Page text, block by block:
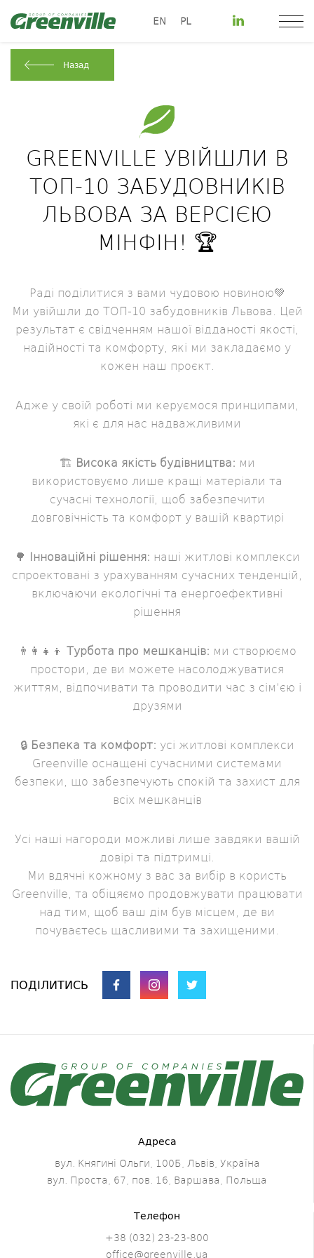
EN PL
Назад
GREENVILLE УВІЙШЛИ В
ТОП-10 ЗАБУДОВНИКІВ
ЛЬВОВА ЗА ВЕРСІЄЮ
МІНФІН! 🏆
Раді поділитися з вами чудовою новиною💚
Ми увійшли до ТОП-10 забудовників Львова. Цей
результат є свідченням нашої відданості якості,
надійності та комфорту, які ми закладаємо у
кожен наш проєкт.
Адже у своїй роботі ми керуємося принципами,
які є для нас надважливими
🏗 Висока якість будівництва: ми
використовуємо лише кращі матеріали та
сучасні технології, щоб забезпечити
довговічність та комфорт у вашій квартирі
🌳 Інноваційні рішення: наші житлові комплекси
спроектовані з урахуванням сучасних тенденцій,
включаючи екологічні та енергоефективні
рішення
👨‍👩‍👧‍👦 Турбота про мешканців: ми створюємо
простори, де ви можете насолоджуватися
життям, відпочивати та проводити час з сім’єю і
друзями
🔒 Безпека та комфорт: усі житлові комплекси
Greenville оснащені сучасними системами
безпеки, що забезпечують спокій та захист для
всіх мешканців
Усі наші нагороди можливі лише завдяки вашій
довірі та підтримці.
Ми вдячні кожному з вас за вибір в користь
Greenville, та обіцяємо продовжувати працювати
над тим, щоб ваш дім був місцем, де ви
почуваєтесь щасливими та захищеними.
ПОДІЛИТИСЬ
Адреса
вул. Княгині Ольги, 100Б, Львів, Україна
вул. Проста, 67, пов. 16, Варшава, Польща
Телефон
+38 (032) 23-23-800
office@greenville.ua